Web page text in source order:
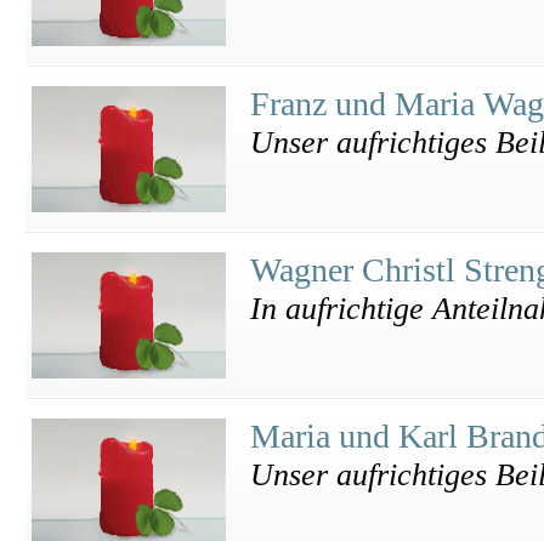
Franz und Maria
Unser aufrichtiges
Wagner Christl
In aufrichtige
Maria und Karl
Unser aufrichtiges